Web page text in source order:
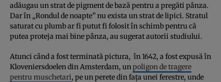
adăugau un strat de pigment de bază pentru a pregăti pânza.
Dar în „Rondul de noapte” nu exista un strat de lipici. Stratul
saturat cu plumb ar fi putut fi folosit în schimb pentru că
putea proteja mai bine pânza, au sugerat autorii studiului.
Atunci când a fost terminată pictura, în 1642, a fost expusă în
Kloveniersdoelen din Amsterdam, unpoligon de tragere
pentru muschetari, pe un perete din fața unei ferestre, unde